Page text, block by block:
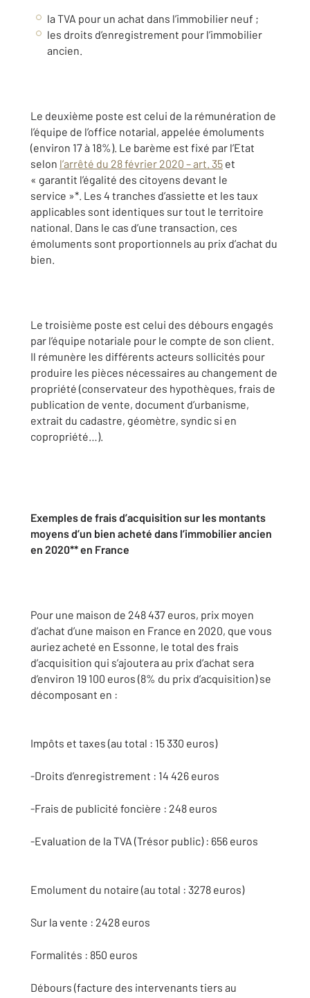
la TVA pour un achat dans l’immobilier neuf ;
les droits d’enregistrement pour l’immobilier
ancien.
Le deuxième poste est celui de la rémunération de
l’équipe de l’office notarial, appelée émoluments
(environ 17 à 18%). Le barème est fixé par l’Etat
selon l’arrêté du 28 février 2020 – art. 35 et
« garantit l’égalité des citoyens devant le
service »*. Les 4 tranches d’assiette et les taux
applicables sont identiques sur tout le territoire
national. Dans le cas d’une transaction, ces
émoluments sont proportionnels au prix d’achat du
bien.
Le troisième poste est celui des débours engagés
par l’équipe notariale pour le compte de son client.
Il rémunère les différents acteurs sollicités pour
produire les pièces nécessaires au changement de
propriété (conservateur des hypothèques, frais de
publication de vente, document d’urbanisme,
extrait du cadastre, géomètre, syndic si en
copropriété…).
Exemples de frais d’acquisition sur les montants
moyens d’un bien acheté dans l’immobilier ancien
en 2020** en France
Pour une maison de 248 437 euros, prix moyen
d’achat d’une maison en France en 2020, que vous
auriez acheté en Essonne, le total des frais
d’acquisition qui s’ajoutera au prix d’achat sera
d’environ 19 100 euros (8% du prix d’acquisition) se
décomposant en :
Impôts et taxes (au total : 15 330 euros)
-Droits d’enregistrement : 14 426 euros
-Frais de publicité foncière : 248 euros
-Evaluation de la TVA (Trésor public) : 656 euros
Emolument du notaire (au total : 3278 euros)
Sur la vente : 2428 euros
Formalités : 850 euros
Débours (facture des intervenants tiers au